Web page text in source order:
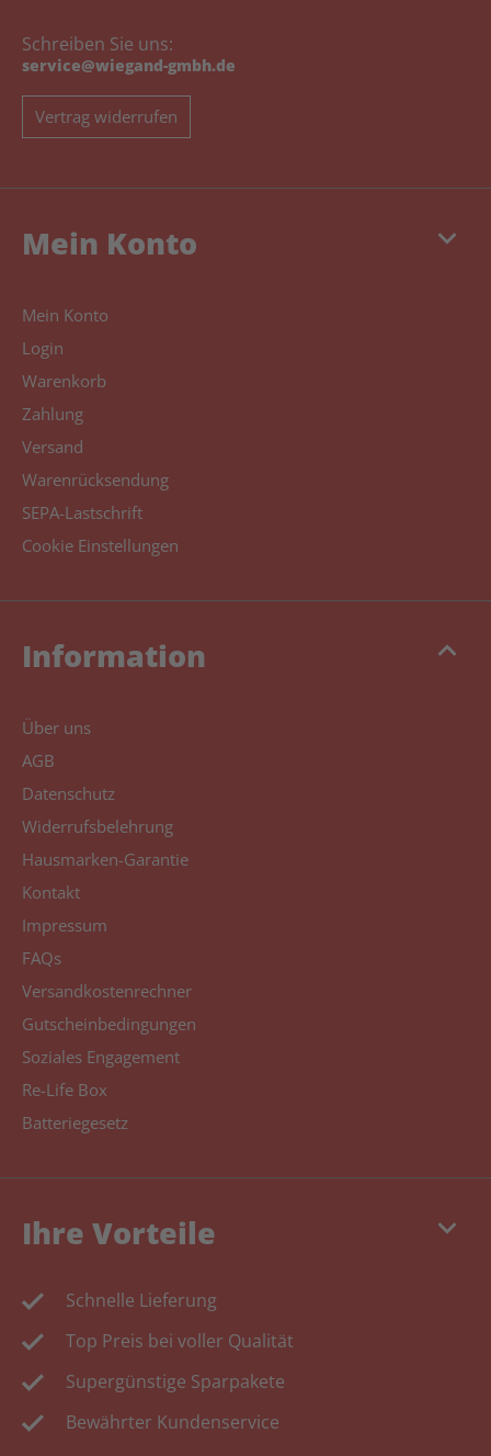
Schreiben Sie uns:
service@wiegand-gmbh.de
Vertrag widerrufen
keyboard_arrow_down
Mein Konto
Mein Konto
Login
Warenkorb
Zahlung
Versand
Warenrücksendung
SEPA-Lastschrift
Cookie Einstellungen
keyboard_arrow_up
Information
Über uns
AGB
Datenschutz
Widerrufsbelehrung
Hausmarken-Garantie
Kontakt
Impressum
FAQs
Versandkostenrechner
Gutscheinbedingungen
Soziales Engagement
Re-Life Box
Batteriegesetz
keyboard_arrow_down
Ihre Vorteile
Schnelle Lieferung
Top Preis bei voller Qualität
Supergünstige Sparpakete
Bewährter Kundenservice